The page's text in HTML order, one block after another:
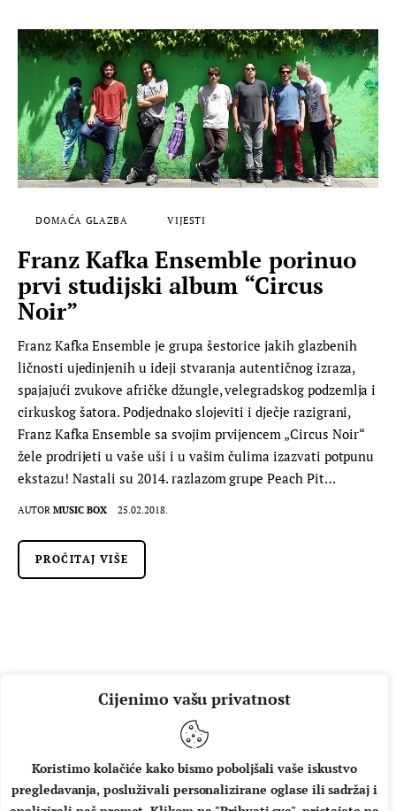
Cijenimo vašu privatnost
Koristimo kolačiće kako bismo poboljšali vaše iskustvo
pregledavanja, posluživali personalizirane oglase ili sadržaj i
DOMAĆA GLAZBA VIJESTI
Franz Kafka Ensemble porinuo
prvi studijski album “Circus
Noir”
Franz Kafka Ensemble je grupa šestorice jakih glazbenih
ličnosti ujedinjenih u ideji stvaranja autentičnog izraza,
spajajući zvukove afričke džungle, velegradskog podzemlja i
cirkuskog šatora. Podjednako slojeviti i dječje razigrani,
Franz Kafka Ensemble sa svojim prvijencem „Circus Noir“
žele prodrijeti u vaše uši i u vašim čulima izazvati potpunu
ekstazu! Nastali su 2014. razlazom grupe Peach Pit…
AUTOR MUSIC BOX 25.02.2018.
PROČITAJ VIŠE
O NAMA IMPRESSUM UVJETI KORIŠTENJA